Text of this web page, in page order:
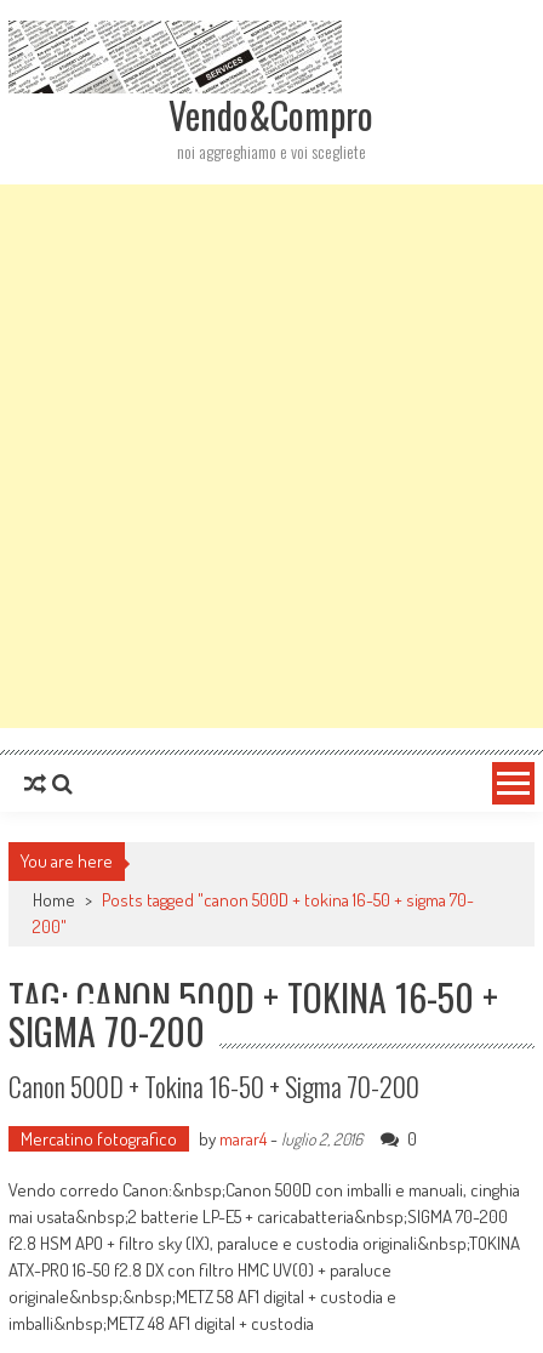
Vendo&Compro
noi aggreghiamo e voi scegliete
You are here
Home > Posts tagged "canon 500D + tokina 16-50 + sigma 70-
200"
TAG: CANON 500D + TOKINA 16-50 +
SIGMA 70-200
Canon 500D + Tokina 16-50 + Sigma 70-200
Mercatino fotografico by marar4- luglio 2, 2016 0
Vendo corredo Canon:&nbsp;Canon 500D con imballi e manuali, cinghia
mai usata&nbsp;2 batterie LP-E5 + caricabatteria&nbsp;SIGMA 70-200
f2.8 HSM APO + filtro sky (IX), paraluce e custodia originali&nbsp;TOKINA
ATX-PRO 16-50 f2.8 DX con filtro HMC UV(0) + paraluce
originale&nbsp;&nbsp;METZ 58 AF1 digital + custodia e
imballi&nbsp;METZ 48 AF1 digital + custodia